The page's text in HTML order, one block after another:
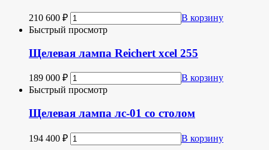
210 600 ₽
В корзину
Быстрый просмотр
Щелевая лампа Reichert xcel 255
189 000 ₽
В корзину
Быстрый просмотр
Щелевая лампа лс-01 со столом
194 400 ₽ В корзину